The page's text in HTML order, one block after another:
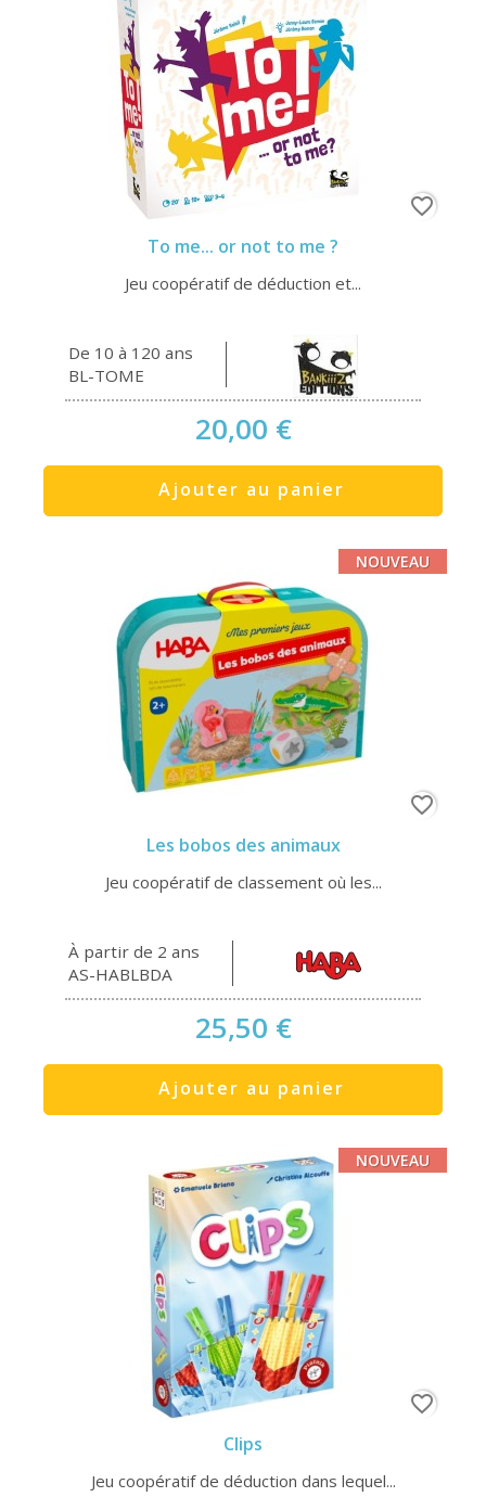
To me... or not to me ?
Jeu coopératif de déduction et...
De 10 à 120 ans
BL-TOME
20,00 €
Ajouter au panier
favorite_border
Les bobos des animaux
Jeu coopératif de classement où les...
À partir de 2 ans
AS-HABLBDA
25,50 €
Ajouter au panier
NOUVEAU
favorite_border
Clips
Jeu coopératif de déduction dans lequel...
NOUVEAU
favorite_border